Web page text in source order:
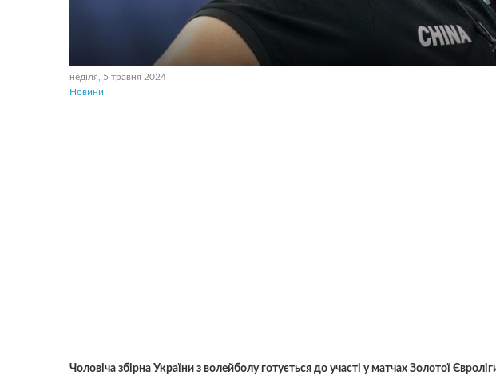
неділя, 5 травня 2024
Новини
Чоловіча збірна України з волейболу готується до участі у матчах Золотої